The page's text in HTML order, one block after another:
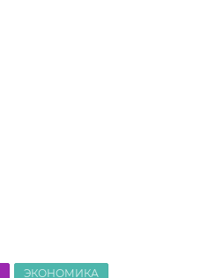
ЭКОНОМИКА